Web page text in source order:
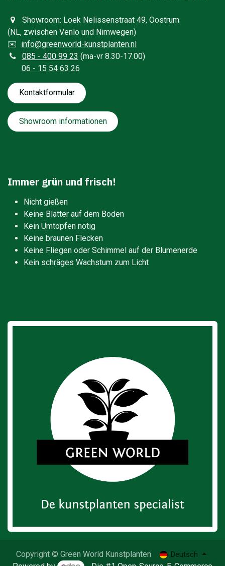
Showroom: Loek Nelissenstraat 49, Oostrum
(NL, zwischen Venlo und Nimwegen)
✉️ info@greenworld-kunstplanten.nl
085 - 400 99 23 (ma-vr 8.30-17.00)
06 - 15 54 63 26
Kontaktfo​​​​​​​​rmular
Showroom informationen
Immer grün und frisch!
Nicht gießen
Keine Blätter auf dem Boden
Kein Umtopfen nötig
Keine braunen Flecken
Keine Fliegen oder Schimmel auf der Blumenerde
Kein schräges Wachstum zum Licht
Copyright © Green World Kunstplanten Deutsch